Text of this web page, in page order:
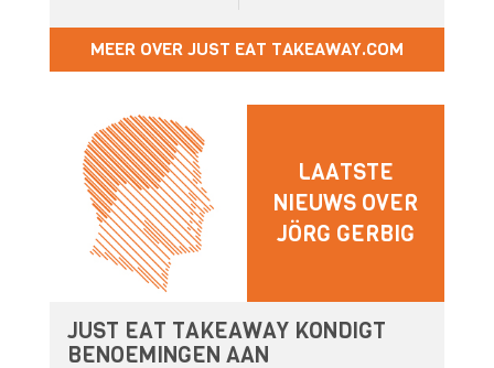
MEER OVER JUST EAT TAKEAWAY.COM
LAATSTE
NIEUWS OVER
JÖRG GERBIG
JUST EAT TAKEAWAY KONDIGT
BENOEMINGEN AAN